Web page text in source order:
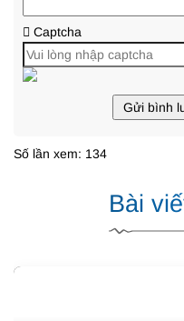
Captcha
Gửi bình
Số lần xem: 134
Bài